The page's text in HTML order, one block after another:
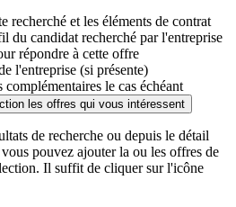
recherché et les éléments de contrat
du candidat recherché par l'entreprise
répondre à cette offre
l'entreprise (si présente)
le cas échéant
les offres qui vous intéressent
de recherche ou depuis le détail
pouvez ajouter la ou les offres de
Il suffit de cliquer sur l'icône